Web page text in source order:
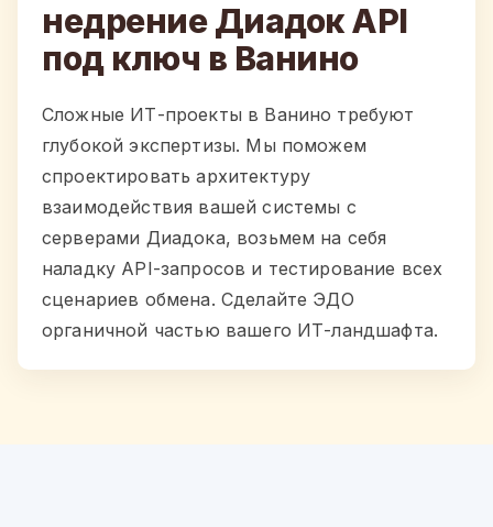
недрение Диадок API
под ключ в Ванино
Сложные ИТ-проекты в Ванино требуют
глубокой экспертизы. Мы поможем
спроектировать архитектуру
взаимодействия вашей системы с
серверами Диадока, возьмем на себя
наладку API-запросов и тестирование всех
сценариев обмена. Сделайте ЭДО
органичной частью вашего ИТ-ландшафта.